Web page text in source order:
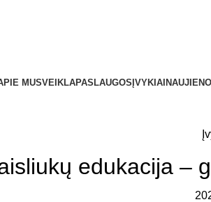
MUSVEIKLAPASLAUGOS ĮVYKIAI
edukacija –